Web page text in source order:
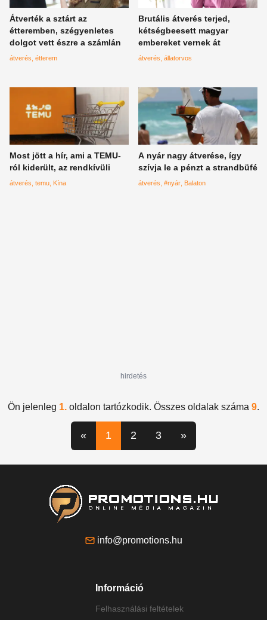
Átverték a sztárt az
étteremben, szégyenletes
dolgot vett észre a számlán
átverés étterem
Brutális átverés terjed,
kétségbeesett magyar
embereket vernek át
átverés állatorvos
Most jött a hír, ami a TEMU-
ról kiderült, az rendkívüli
átverés temu Kína
A nyár nagy átverése, így
szívja le a pénzt a strandbüfé
átverés #nyár Balaton
hirdetés
Ön jelenleg 1. oldalon tartózkodik. Összes oldalak száma 9.
« 1 2 3 »
info@promotions.hu
Információ
Felhasználási feltételek